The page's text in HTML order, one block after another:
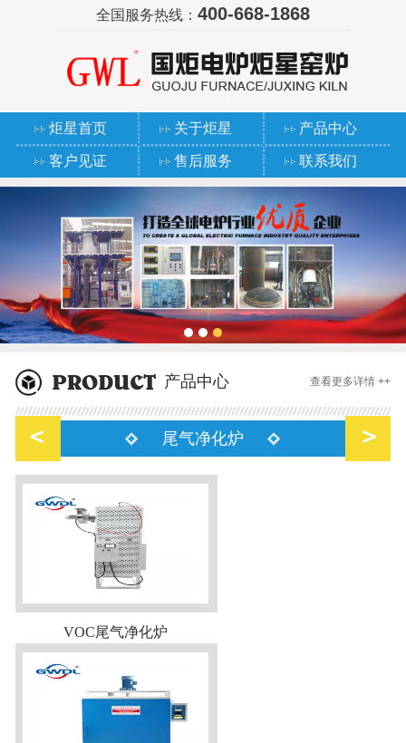
全国服务热线： 400-668-1868
炬星首页 关于炬星 产品中心
客户见证 售后服务 联系我们
产品中心 查看更多详情 ++
尾气净化炉
VOC尾气净化炉